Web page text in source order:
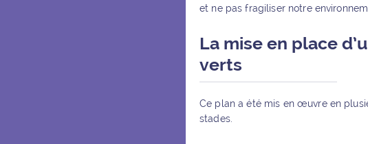
et ne pas fragiliser notre
La mise en place
verts
Ce plan a été mis en œuvre en
stades.